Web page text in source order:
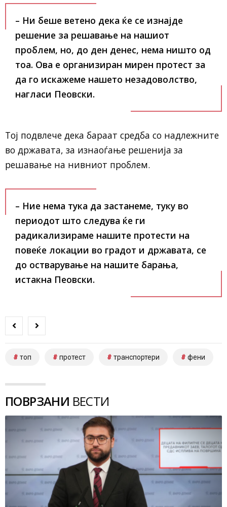
– Ни беше ветено дека ќе се изнајде
решение за решавање на нашиот
проблем, но, до ден денес, нема ништо од
тоа. Ова е организиран мирен протест за
да го искажеме нашето незадоволство,
нагласи Пеовски.
Тој подвлече дека бараат средба со надлежните
во државата, за изнаоѓање решенија за
решавање на нивниот проблем.
– Ние нема тука да застанеме, туку во
периодот што следува ќе ги
радикализираме нашите протести на
повеќе локации во градот и државата, се
до остварување на нашите барања,
истакна Пеовски.
топ протест транспортери фени
ПОВРЗАНИ ВЕСТИ